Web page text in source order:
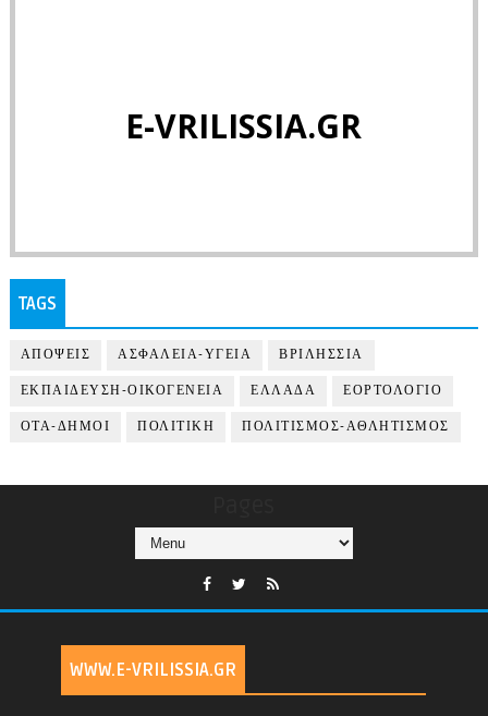
E-VRILISSIA.GR
TAGS
ΑΠΟΨΕΙΣ ΑΣΦΑΛΕΙΑ-ΥΓΕΙΑ ΒΡΙΛΗΣΣΙΑ
ΕΚΠΑΙΔΕΥΣΗ-ΟΙΚΟΓΕΝΕΙΑ ΕΛΛΑΔΑ ΕΟΡΤΟΛΟΓΙΟ
ΟΤΑ-ΔΗΜΟΙ ΠΟΛΙΤΙΚΗ ΠΟΛΙΤΙΣΜΟΣ-ΑΘΛΗΤΙΣΜΟΣ
WWW.E-VRILISSIA.GR